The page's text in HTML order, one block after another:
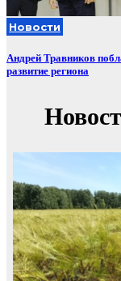
Новости
Андрей Травников
развитие региона